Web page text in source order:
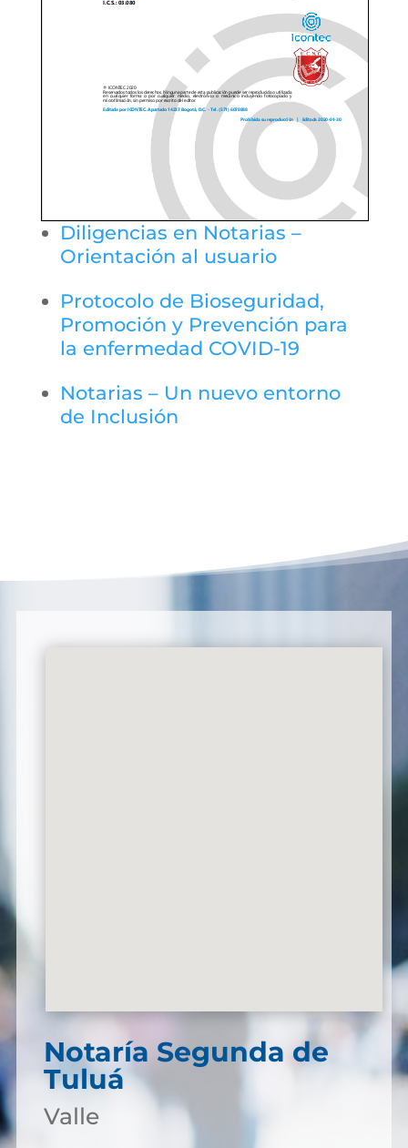
Diligencias en Notarias –
Orientación al usuario
Protocolo de Bioseguridad,
Promoción y Prevención para
la enfermedad COVID-19
Notarias – Un nuevo entorno
de Inclusión
Notaría Segunda de
Tuluá
Valle